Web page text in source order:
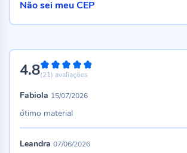
4.896%
(21) avaliações
Fabiola 15/07/2026
ótimo material
Leandra 07/06/2026
Não sei meu CEP